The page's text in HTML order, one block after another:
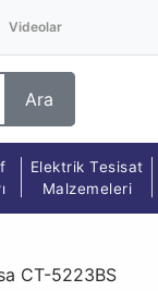
Videolar
Ara
Elektrik Tesisat
Malzemeleri
CT-5223BS